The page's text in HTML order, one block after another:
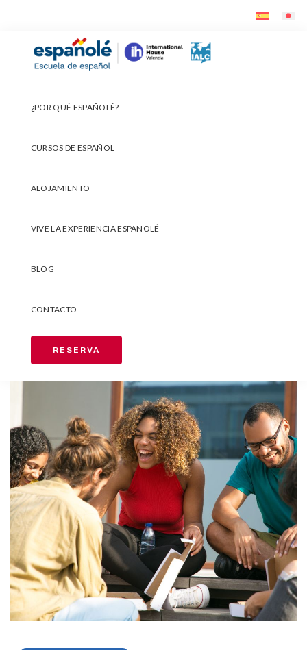
navegación
contenido
¿POR QUÉ ESPAÑOLÉ?
CURSOS DE ESPAÑOL
ALOJAMIENTO
VIVE LA EXPERIENCIA ESPAÑOLÉ
BLOG
CONTACTO
RESERVA